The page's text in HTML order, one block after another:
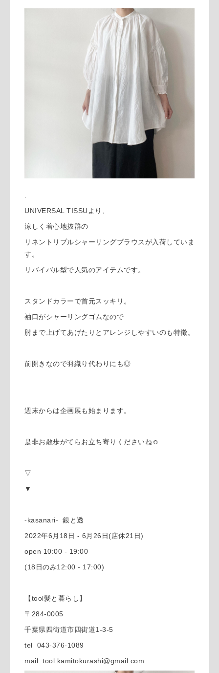
UNIVERSAL TISSUより、
涼しく着心地抜群の
リネントリプルシャーリングブラウスが入荷していま
す。
リバイバル型で人気のアイテムです。
スタンドカラーで首元スッキリ。
袖口がシャーリングゴムなので
肘まで上げてあげたりとアレンジしやすいのも特徴。
前開きなので羽織り代わりにも◎
週末からは企画展も始まります。
是非お散歩がてらお立ち寄りくださいね☺︎
▽
▼
-kasanari- 銀と透
2022年6月18日 - 6月26日(店休21日)
open 10:00 - 19:00
(18日のみ12:00 - 17:00)
【tool髪と暮らし】
〒284-0005
千葉県四街道市四街道1-3-5
tel 043-376-1089
mail tool.kamitokurashi@gmail.com